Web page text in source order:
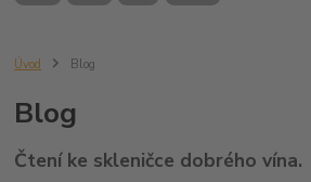
Úvod Blog
Blog
Čtení ke skleničce dobrého vína.